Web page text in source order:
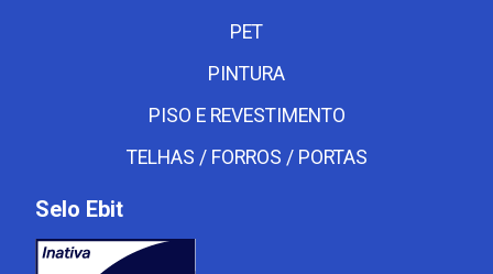
PET
PINTURA
PISO E REVESTIMENTO
TELHAS / FORROS / PORTAS
Selo Ebit